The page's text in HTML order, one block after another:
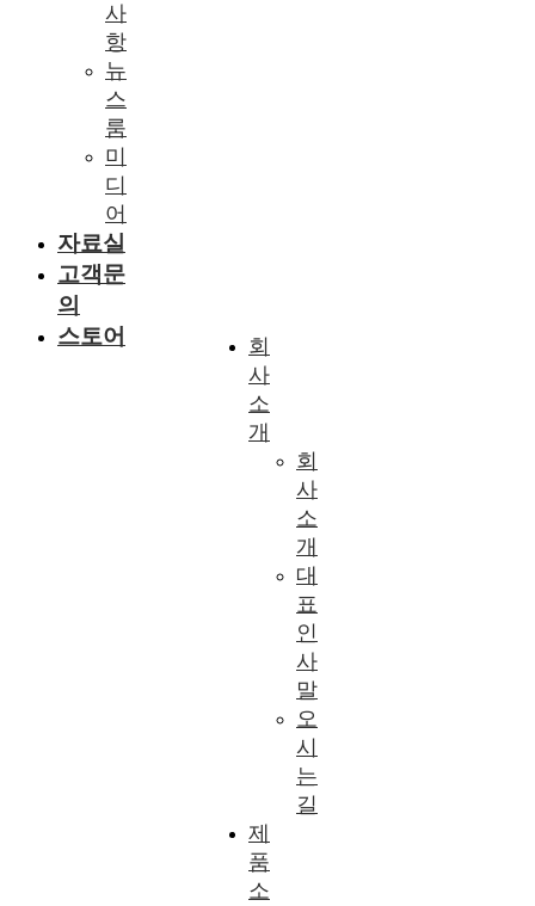
사
항
뉴
스
룸
미
디
어
자료실
고객문
의
스토어
회
사
소
개
회
사
소
개
대
표
인
사
말
오
시
는
길
제
품
소